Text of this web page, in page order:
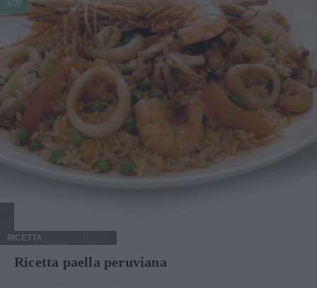
RICETTA
Ricetta paella peruviana